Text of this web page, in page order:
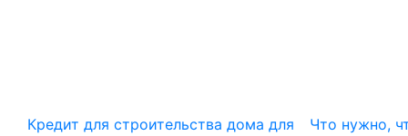
Кредит для строительства дома для
Что нужно,